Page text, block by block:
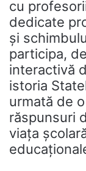
cu
dedicate
și
participa,
interactivă
istoria
urmată de
răspunsuri
viața